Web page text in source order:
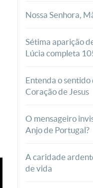
Nossa Senhora,
Sétima aparição
Lúcia completa
Entenda o
Coração de Jesus
O mensageiro
Anjo de Portugal?
A caridade
de vida